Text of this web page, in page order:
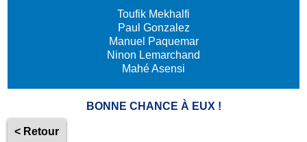
Toufik Mekhalfi
Paul Gonzalez
Manuel Paquemar
Ninon Lemarchand
Mahé Asensi
BONNE CHANCE À EUX !
< Retour